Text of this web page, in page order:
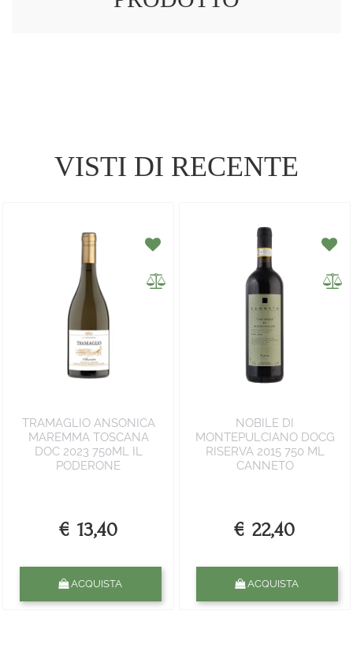
VISTI DI RECENTE
TRAMAGLIO ANSONICA
MAREMMA TOSCANA
DOC 2023 750ML IL
PODERONE
€ 13,40
ACQUISTA
NOBILE DI
MONTEPULCIANO DOCG
RISERVA 2015 750 ML
CANNETO
€ 22,40
ACQUISTA